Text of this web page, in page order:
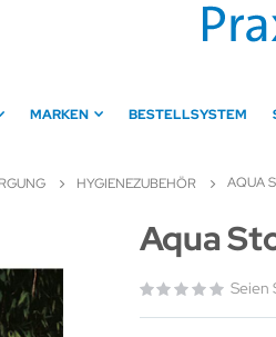
MARKEN BESTELLSYSTEM
HYGIENEZUBEHÖR AQUA
Zum
Anfang
Bildergalerie
springen
Aqua
Seien